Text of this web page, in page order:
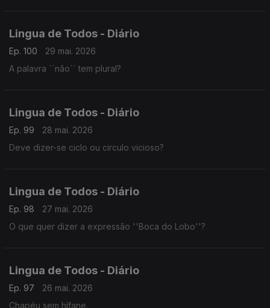
Lingua de Todos - Diário
Ep. 100
29 mai. 2026
A palavra ``não´´ tem plural?
Lingua de Todos - Diário
Ep. 99
28 mai. 2026
Deve dizer-se ciclo ou circulo vicioso?
Lingua de Todos - Diário
Ep. 98
27 mai. 2026
O que quer dizer a expressão ''Boca do Lobo''?
Lingua de Todos - Diário
Ep. 97
26 mai. 2026
Chapéu sem hífane.